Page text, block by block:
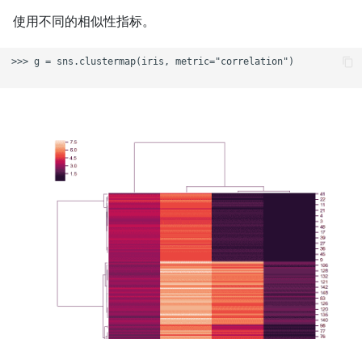
使用不同的相似性指标。
>>> g = sns.clustermap(iris, metric="correlation")